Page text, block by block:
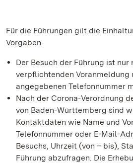
Für die Führungen gilt die
Vorgaben:
Der Besuch der Führung ist nur
verpflichtenden Voranmeldung
angegebenen Telefonnummer
Nach der Corona-Verordnung
von Baden-Württemberg sind
Kontaktdaten wie Name und
Telefonnummer oder E-Mail-
Besuchs, Uhrzeit (von – bis),
Führung abzufragen. Die